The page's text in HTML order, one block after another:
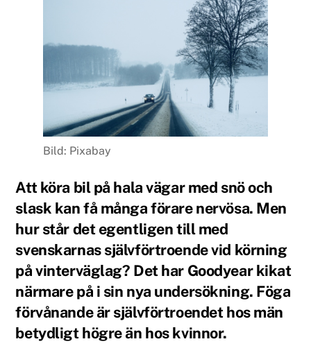
Bild: Pixabay
Att köra bil på hala vägar med snö och
slask kan få många förare nervösa. Men
hur står det egentligen till med
svenskarnas självförtroende vid körning
på vinterväglag? Det har Goodyear kikat
närmare på i sin nya undersökning. Föga
förvånande är självförtroendet hos män
betydligt högre än hos kvinnor.